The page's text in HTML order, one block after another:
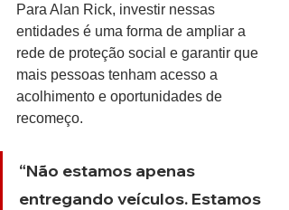
Para Alan Rick, investir nessas
entidades é uma forma de ampliar a
rede de proteção social e garantir que
mais pessoas tenham acesso a
acolhimento e oportunidades de
recomeço.
“Não estamos apenas
entregando veículos. Estamos